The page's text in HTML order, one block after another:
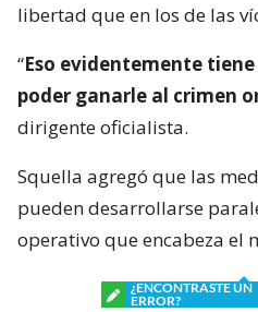
libertad que en los de las
“Eso evidentemente
poder ganarle al crimen
dirigente oficialista.
Squella agregó que las
pueden desarrollarse
operativo que encabeza el
¿ENCONTRASTE UN
ERROR?